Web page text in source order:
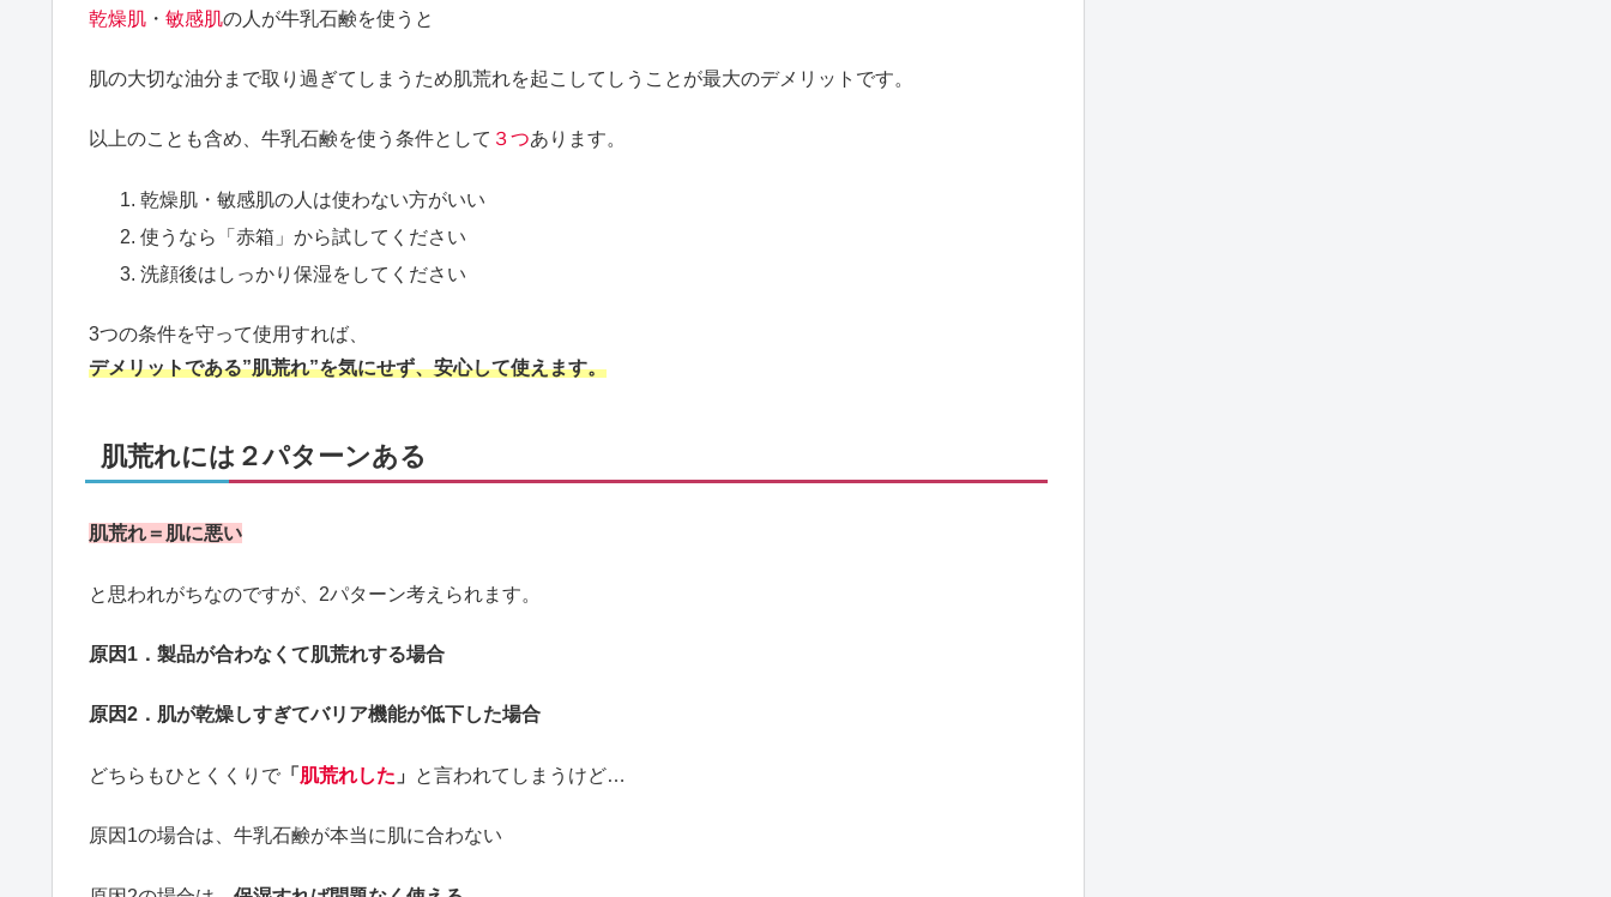
乾燥肌 ・ 敏感肌の人が牛乳石鹸を使うと
肌の大切な油分まで取り過ぎてしまうため肌荒れを起こしてしうことが最大のデメリットです。
以上のことも含め、牛乳石鹸を使う条件として ３つあります。
乾燥肌・敏感肌の人は使わない方がいい
使うなら「赤箱」から試してください
洗顔後はしっかり保湿をしてください
3つの条件を守って使用すれば、
デメリットである”肌荒れ”を気にせず、安心して使えます。
肌荒れには２パターンある
肌荒れ＝肌に悪い
と思われがちなのですが、2パターン考えられます。
原因1．製品が合わなくて肌荒れする場合
原因2．肌が乾燥しすぎてバリア機能が低下した場合
どちらもひとくくりで 「 肌荒れした 」 と言われてしまうけど…
原因1の場合は、牛乳石鹸が本当に肌に合わない